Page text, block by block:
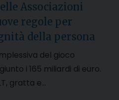
Associazioni
regole per
della persona
del gioco
i 165 miliardi di euro.
gratta e…